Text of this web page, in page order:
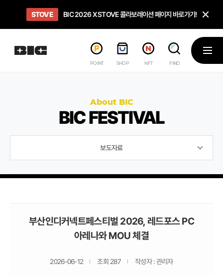
OPEN BIC 2026 STEAM SALE PAGE
STOVE BIC 2026 X STOVE 콜라보레이션 페이지 바로가기!
희망스튜디오 아이들에게 희망 버프 주고, 닌텐도 스위치2 받기!
GO TO 인디게임 테스트 베드 '비라운지' 바로가기!
GO TO '인디게임 큐레이션' 페이지 바로가기!
POINT SHOP NFT FIND
메뉴
About BIC
BIC FESTIVAL
보도자료
부산인디커넥트페스티벌 2026, 레드포스 PC
아레나와 MOU 체결
2026-06-12 조회 287 작성자 : 관리자